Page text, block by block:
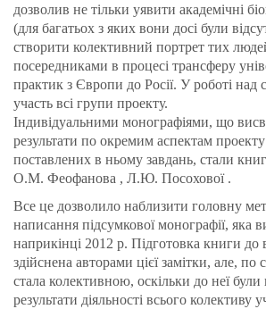
дозволив не тільки уявити академічні
(для багатьох з яких вони досі були
створити колективний портрет тих
посередниками в процесі трансферу
практик з Європи до Росії. У роботі над
участь всі групи проекту.
Індивідуальними монографіями, що
результати по окремим аспектам
поставлених в ньому завдань, стали
О.М. Феофанова , Л.Ю. Посохової .
Все це дозволило наблизити головну
написання підсумкової монографії, яка
наприкінці 2012 р. Підготовка книги до
здійснена авторами цієї замітки, але, по
стала колективною, оскільки до неї були
результати діяльності всього колективу